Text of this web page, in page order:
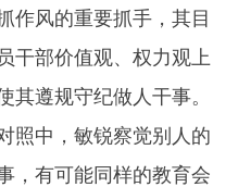
作风的重要抓手，其目
干部价值观、权力观上
其遵规守纪做人干事。
照中，敏锐察觉别人的
，有可能同样的教育会